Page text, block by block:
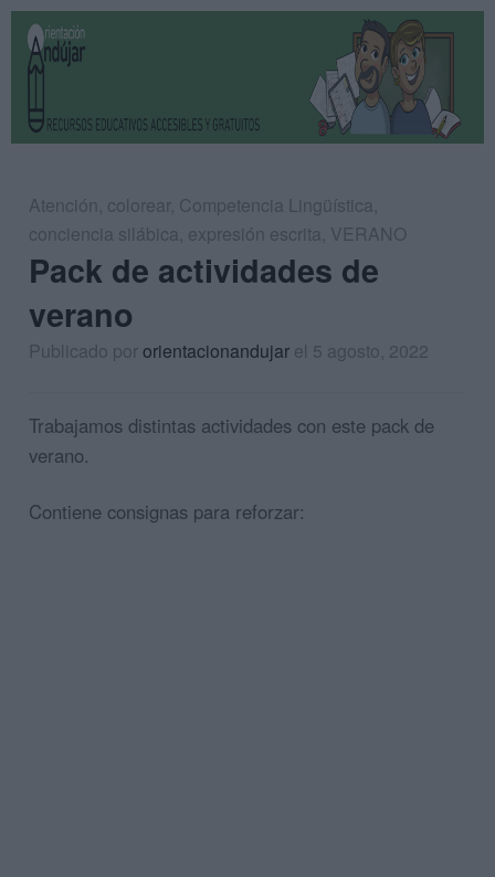
Atención, colorear , Competencia Lingüística,
conciencia silábica, expresión escrita, VERANO
Pack de actividades de
verano
Publicado pororientacionandujar el 5 agosto, 2022
Trabajamos distintas actividades con este pack de
verano.
Contiene consignas para reforzar: